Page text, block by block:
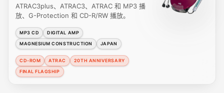
ATRAC3plus、ATRAC3、ATRAC 和 MP3 播
放、G-Protection 和 CD-R/RW 播放。
MP3 CD
DIGITAL AMP
MAGNESIUM CONSTRUCTION
JAPAN
CD-ROM ATRAC
20TH ANNIVERSARY
FINAL FLAGSHIP